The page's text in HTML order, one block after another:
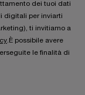
dei tuoi dati
digitali per inviarti
ti invitiamo a
.È possibile avere
le finalità di